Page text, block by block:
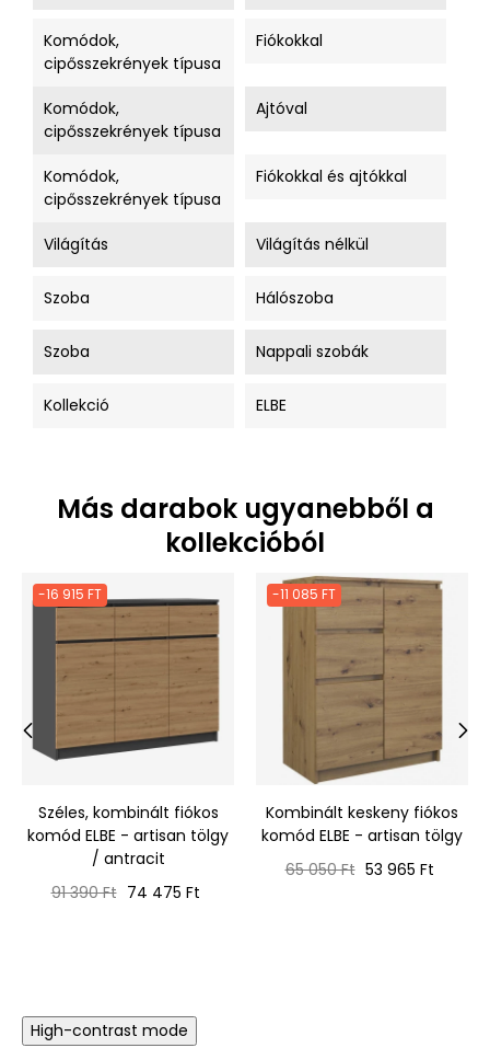
Komódok,
cipősszekrények típusa
Fiókokkal
Komódok,
cipősszekrények típusa
Ajtóval
Komódok,
cipősszekrények típusa
Fiókokkal és ajtókkal
Világítás Világítás nélkül
Szoba Hálószoba
Szoba Nappali szobák
Kollekció ELBE
Más darabok ugyanebből a
kollekcióból
-16 915 FT
Széles, kombinált fiókos
komód ELBE - artisan tölgy
/ antracit
Normál
91 390 Ft Ár
74 475 Ft
-11 085 FT
Kombinált keskeny fiókos
komód ELBE - artisan tölgy
Normál
65 050 Ft Ár
53 965 Ft
High-contrast mode